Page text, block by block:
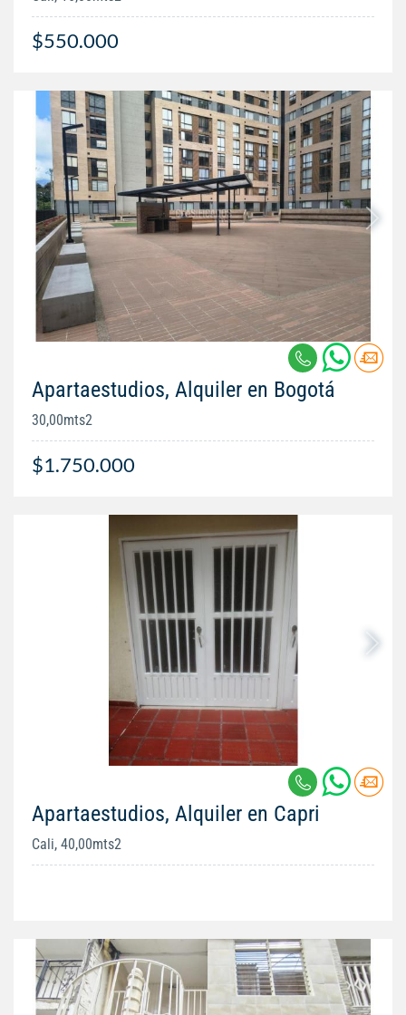
$550.000
Apartaestudios, Alquiler en Bogotá
30,00mts2
$1.750.000
Apartaestudios, Alquiler en Capri
Cali, 40,00mts2